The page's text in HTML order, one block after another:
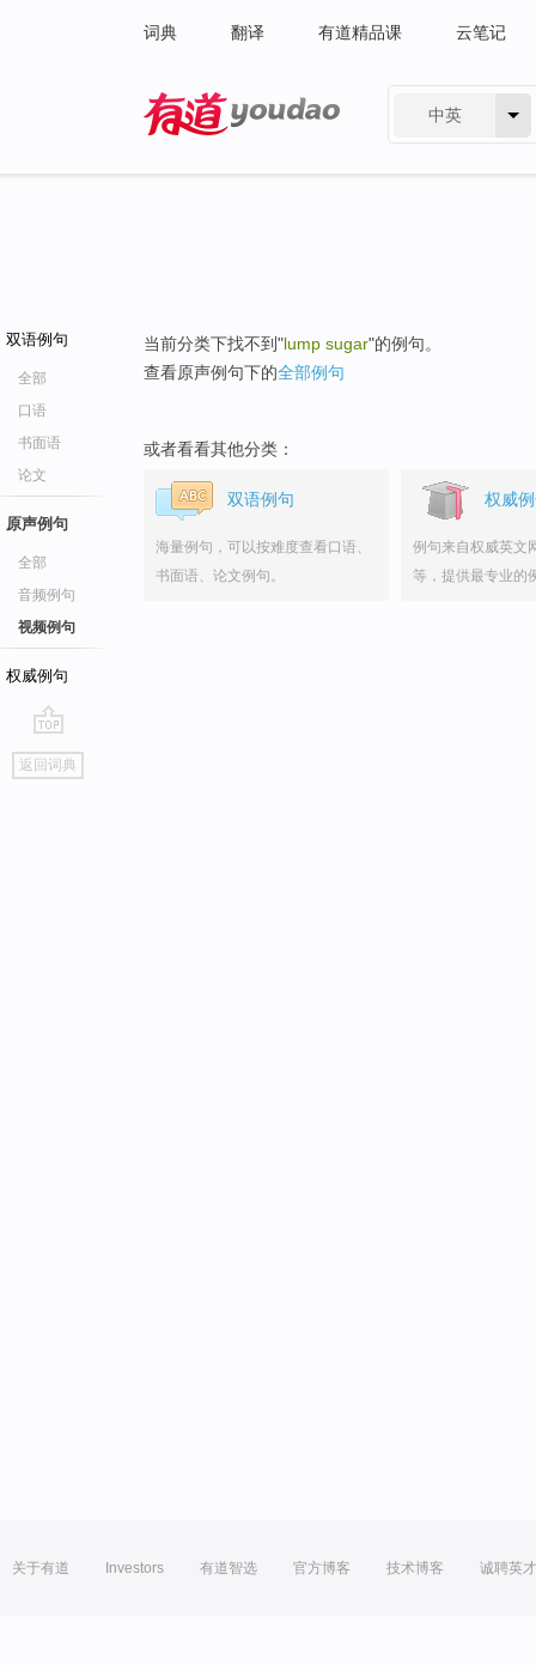
词典 翻译 有道精品课 云笔记
中英
双语例句
全部
口语
书面语
论文
原声例句
全部
音频例句
视频例句
权威例句
go
top
返回词典
当前分类下找不到"lump sugar"的例句。
查看原声例句下的全部例句
或者看看其他分类：
双语例句
海量例句，可以按难度查看口语、
书面语、论文例句。
权威
例句来自权威英文
等，提供最专业的
关于有道 Investors 有道智选 官方博客 技术博客 诚聘英才